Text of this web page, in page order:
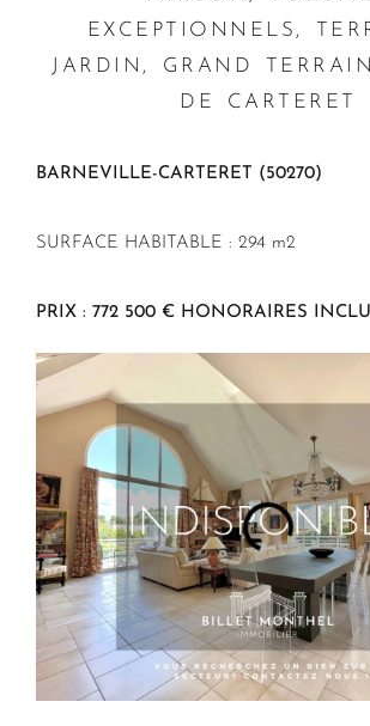
EXCEPTIONNELS,
JARDIN, GRAND
DE CARTERET
BARNEVILLE-CARTERET (50270)
SURFACE HABITABLE : 294 m2
PRIX : 772 500 € HONORAIRES